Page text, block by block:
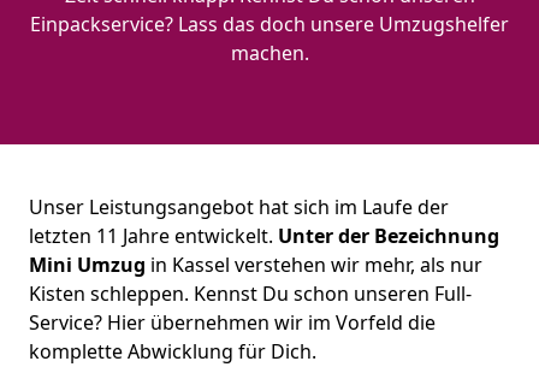
Einpackservice? Lass das doch unsere Umzugshelfer
machen.
Unser Leistungsangebot hat sich im Laufe der
letzten 11 Jahre entwickelt. Unter der Bezeichnung
Mini Umzug in Kassel verstehen wir mehr, als nur
Kisten schleppen. Kennst Du schon unseren Full-
Service? Hier übernehmen wir im Vorfeld die
komplette Abwicklung für Dich.